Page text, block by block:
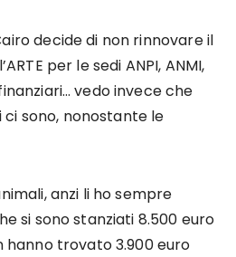
decide di non rinnovare il
per le sedi ANPI, ANMI,
vedo invece che
sono, nonostante le
anzi li ho sempre
si sono stanziati 8.500 euro
trovato 3.900 euro